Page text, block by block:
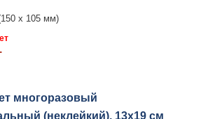
х 105 мм)
многоразовый
(неклейкий), 13х19 см